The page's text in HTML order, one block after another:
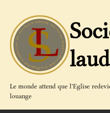
contenu
Le monde attend que l'Eglise
louange